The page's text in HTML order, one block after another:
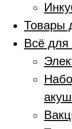
Товары
Всё для